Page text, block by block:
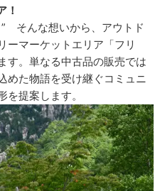
！
そんな想いから、アウトド
ーマーケットエリア「フリ
す。単なる中古品の販売では
めた物語を受け継ぐコミュニ
提案します。